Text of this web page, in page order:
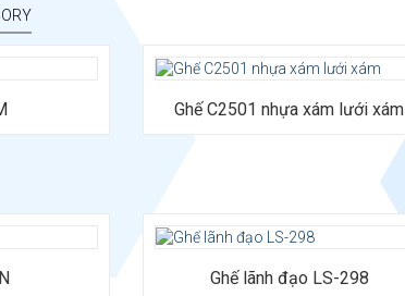
lưng lưới
lưới màu xám; chân thép mạ hoặc sắt
sơn tĩnh điện.
Ghế C2501 nhựa xám lưới xám
phòng
Ghế lãnh đạo LS-298